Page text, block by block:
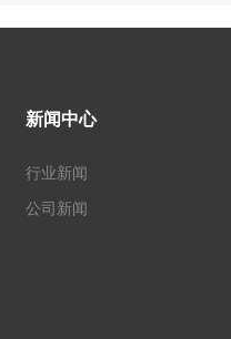
新闻中心
行业新闻
公司新闻